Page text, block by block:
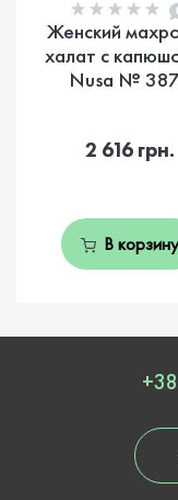
Женский
халат с
Nusa №
2 616 грн.
В корзину